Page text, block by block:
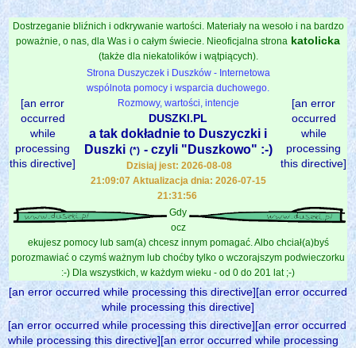
Dostrzeganie bliźnich i odkrywanie wartości. Materiały na wesoło i na bardzo
poważnie, o nas, dla Was i o całym świecie. Nieoficjalna strona katolicka
(także dla niekatolików i wątpiących).
[an error
occurred
while
processing
this directive]
Strona Duszyczek i Duszków - Internetowa
wspólnota pomocy i wsparcia duchowego.
Rozmowy, wartości, intencje
DUSZKI.PL
a tak dokładnie to Duszyczki i
Duszki (*) - czyli "Duszkowo" :-)
Dzisiaj jest: 2026-08-08
21:09:07 Aktualizacja dnia: 2026-07-15
21:31:56
[an error
occurred
while
processing
this directive]
Gdy
ocz
ekujesz pomocy lub sam(a) chcesz innym pomagać. Albo chciał(a)byś
porozmawiać o czymś ważnym lub choćby tylko o wczorajszym podwieczorku
:-) Dla wszystkich, w każdym wieku - od 0 do 201 lat ;-)
[an error occurred while processing this directive][an error occurred
while processing this directive]
[an error occurred while processing this directive][an error occurred
while processing this directive][an error occurred while processing